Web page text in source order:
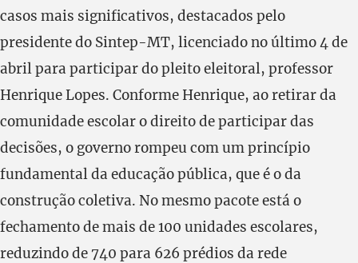
casos mais significativos, destacados pelo
presidente do Sintep-MT, licenciado no último 4 de
abril para participar do pleito eleitoral, professor
Henrique Lopes. Conforme Henrique, ao retirar da
comunidade escolar o direito de participar das
decisões, o governo rompeu com um princípio
fundamental da educação pública, que é o da
construção coletiva. No mesmo pacote está o
fechamento de mais de 100 unidades escolares,
reduzindo de 740 para 626 prédios da rede